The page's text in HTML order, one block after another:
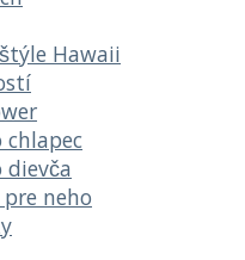
Hawaii
chlapec
dievča
neho